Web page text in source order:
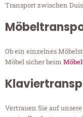
Transport zwischen
Ob ein einzelnes
Möbel sicher beim
Vertrauen Sie auf